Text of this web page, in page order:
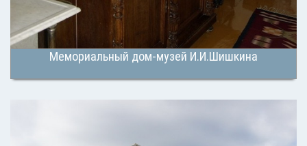
Мемориальный дом-музей И.И.Шишкина